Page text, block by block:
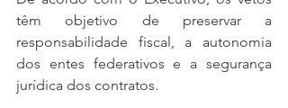
têm objetivo de preservar a
responsabilidade fiscal, a autonomia
dos entes federativos e a segurança
jurídica dos contratos.